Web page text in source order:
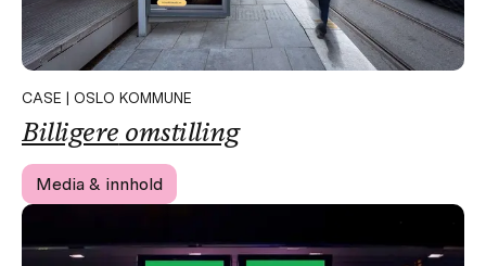
CASE | OSLO KOMMUNE
Billigere omstilling
Media & innhold